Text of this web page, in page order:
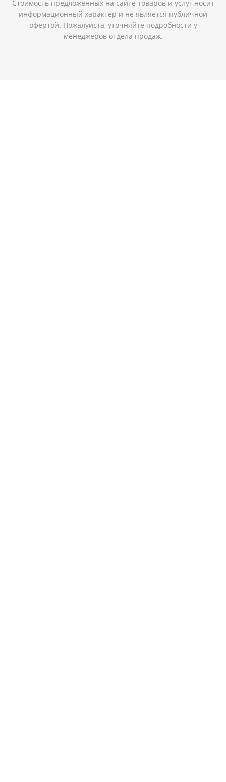
Стоимость предложенных на сайте товаров и услуг носит
информационный характер и не является публичной
офертой. Пожалуйста, уточняйте подробности у
менеджеров отдела продаж.